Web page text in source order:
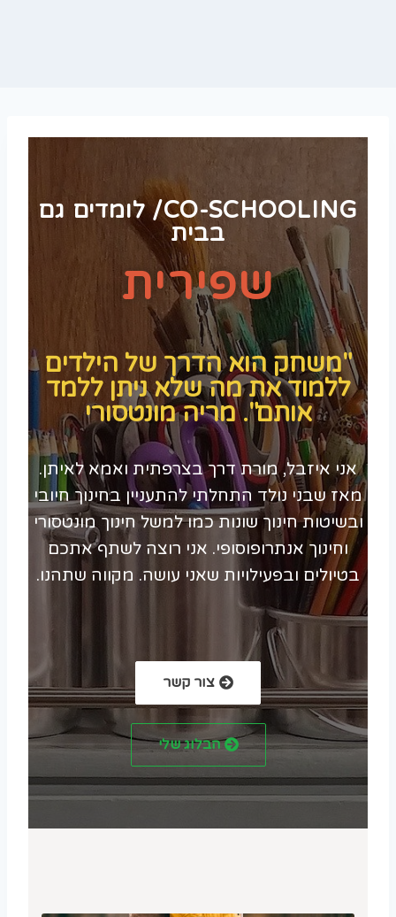
CO-SCHOOLING/ לומדים גם
בבית
שפירית
"משחק הוא הדרך של הילדים
ללמוד את מה שלא ניתן ללמד
אותם". מריה מונטסורי
אני איזבל, מורת דרך בצרפתית ואמא לאיתן.
מאז שבני נולד התחלתי להתעניין בחינוך חיובי
ובשיטות חינוך שונות כמו למשל חינוך מונטסורי
וחינוך אנתרופוסופי. אני רוצה לשתף אתכם
בטיולים ובפעילויות שאני עושה. מקווה שתהנו.
צור קשר
הבלוג שלי